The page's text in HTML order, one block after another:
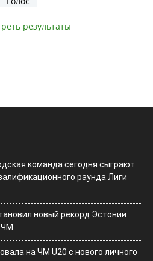
результаты
команда сегодня сыграют
раунда Лиги
новый рекорд Эстонии
ЧМ
на ЧМ U20 c нового личного